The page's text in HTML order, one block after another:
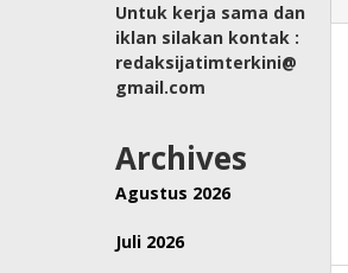
Untuk kerja sama dan
iklan silakan kontak :
redaksijatimterkini@
gmail.com
Archives
Agustus 2026
Juli 2026